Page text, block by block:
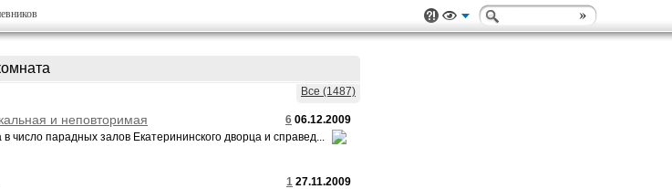
Все (1487)
6 06.12.2009
и неповторимая
число парадных залов Екатерининского дворца и справед...
1 27.11.2009